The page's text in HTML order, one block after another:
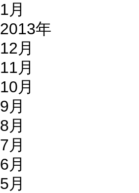
1月
2013年
12月
11月
10月
9月
8月
7月
6月
5月